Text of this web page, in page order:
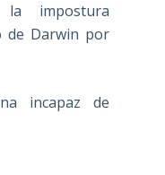
impostura
de Darwin por
incapaz de